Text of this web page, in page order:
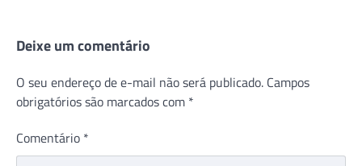
Deixe um comentário
O seu endereço de e-mail não será publicado. Campos
obrigatórios são marcados com *
Comentário *